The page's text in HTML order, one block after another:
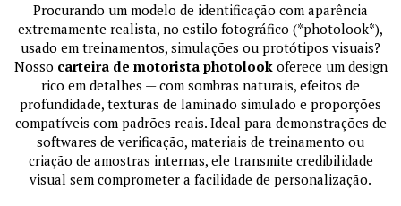
Procurando um modelo de identificação com aparência
extremamente realista, no estilo fotográfico (*photolook*),
usado em treinamentos, simulações ou protótipos visuais?
Nosso carteira de motorista photolookoferece um design
rico em detalhes — com sombras naturais, efeitos de
profundidade, texturas de laminado simulado e proporções
compatíveis com padrões reais. Ideal para demonstrações de
softwares de verificação, materiais de treinamento ou
criação de amostras internas, ele transmite credibilidade
visual sem comprometer a facilidade de personalização.